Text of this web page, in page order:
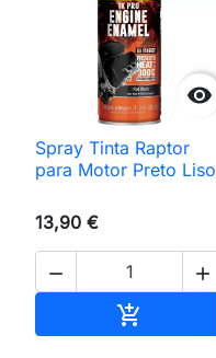

Spray Tinta Raptor
para Motor Preto Liso
13,90 €
 
